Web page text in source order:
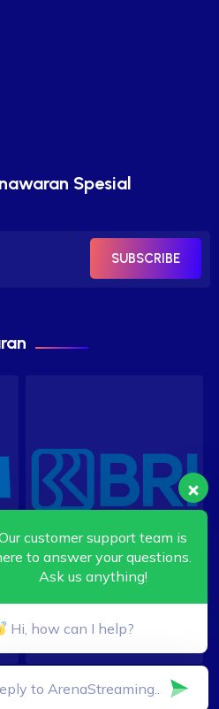
Spesial
SUBSCRIBE
customer support team is
to answer your questions.
Ask us anything!
Hi, how can I help?